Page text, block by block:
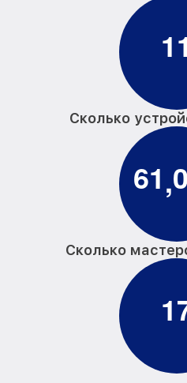
11
Сколько
61,0
Сколько
1